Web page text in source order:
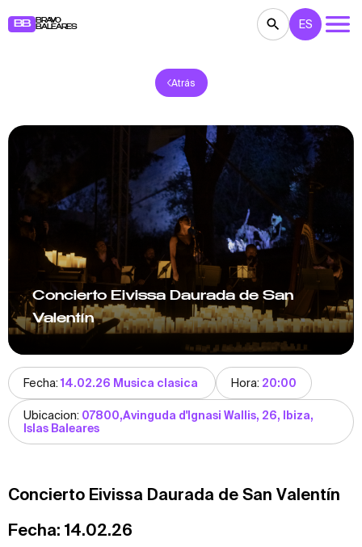
BB
BRAVO
BALEARES
TEATRO
MERCADILLOS FIESTAS
PARA NIÑOS BB NOTE
ES
Atrás
Concierto Eivissa Daurada de San
Valentín
Fecha:14.02.26 Musica clasica Hora: 20:00
Ubicacion: 07800,Avinguda d'Ignasi Wallis, 26, Ibiza,
Islas Baleares
Concierto Eivissa Daurada de San Valentín
Fecha: 14.02.26